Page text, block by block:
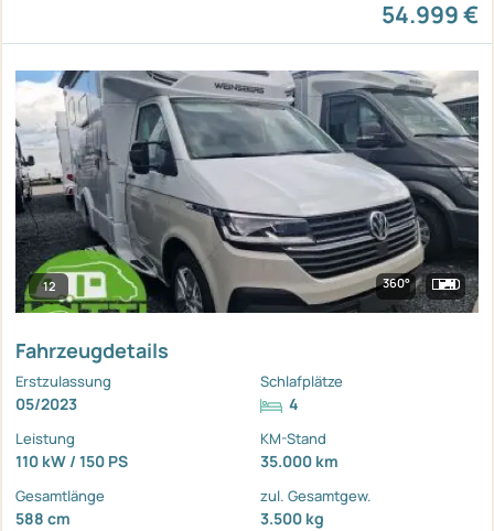
54.999 €
12 360°
Fahrzeugdetails
Erstzulassung
05/2023
Schlafplätze
4
Leistung
110 kW / 150 PS
KM-Stand
35.000 km
Gesamtlänge
588 cm
zul. Gesamtgew.
3.500 kg